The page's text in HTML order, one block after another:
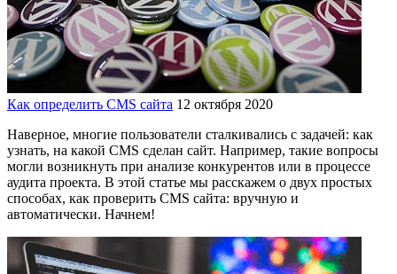
Как определить CMS сайта 12 октября 2020
Наверное, многие пользователи сталкивались с задачей: как
узнать, на какой CMS сделан сайт. Например, такие вопросы
могли возникнуть при анализе конкурентов или в процессе
аудита проекта. В этой статье мы расскажем о двух простых
способах, как проверить CMS сайта: вручную и
автоматически. Начнем!